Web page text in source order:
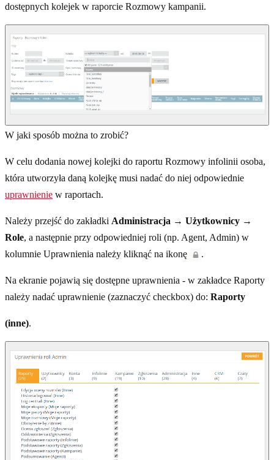
dostępnych kolejek w raporcie Rozmowy kampanii.
W jaki sposób można to zrobić?
W celu dodania nowej kolejki do raportu Rozmowy infolinii osoba,
która utworzyła daną kolejkę musi nadać do niej odpowiednie
uprawnienie w raportach.
Należy przejść do zakładki Administracja → Użytkownicy →
Role, a następnie przy odpowiedniej roli (np. Agent, Admin) w
kolumnie Uprawnienia należy kliknąć na ikonę
.
Na ekranie pojawią się dostępne uprawnienia - w zakładce Raporty
należy nadać uprawnienie (zaznaczyć checkbox) do: Raporty
(inne).